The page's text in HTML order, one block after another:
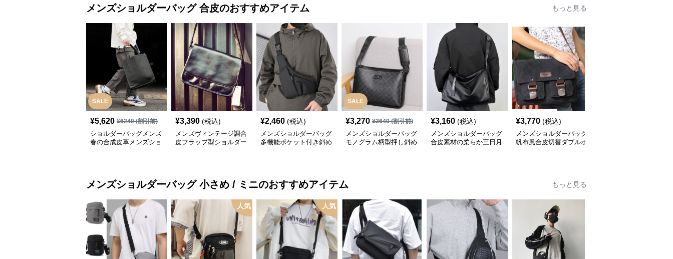
メンズショルダーバッグ 合皮のおすすめアイテム もっと見る
SALE
¥5,620 ¥6240(割引前)
ショルダーバッグメンズ
春の合成皮革メンズショ
¥3,390 (税込)
メンズヴィンテージ調合
皮フラップ型ショルダー
¥2,460 (税込)
メンズショルダーバッグ
多機能ポケット付き斜め
SALE
¥3,270 ¥3640(割引前)
メンズショルダーバッグ
モノグラム柄型押し斜め
¥3,160 (税込)
メンズショルダーバッグ
合皮素材の柔らか三日月
¥3,770 (税込)
メンズショルダーバッグ
帆布風合皮切替ダブルポ
メンズショルダーバッグ 小さめ / ミニのおすすめアイテム もっと見る
人気 人気